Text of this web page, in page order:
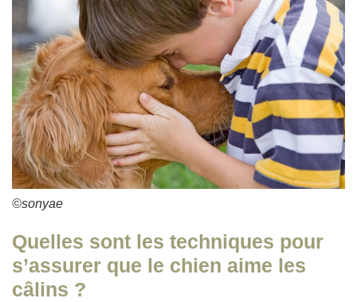
©sonyae
Quelles sont les techniques pour
s’assurer que le chien aime les
câlins ?